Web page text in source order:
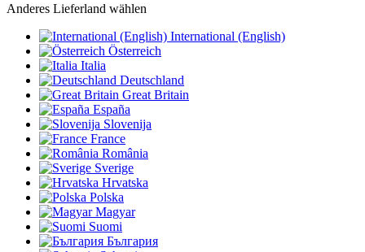
Anderes Lieferland wählen
International (English)
Österreich
Italia
Deutschland
Great Britain
España
Slovenija
France
România
Sverige
Hrvatska
Polska
Magyar
Suomi
България